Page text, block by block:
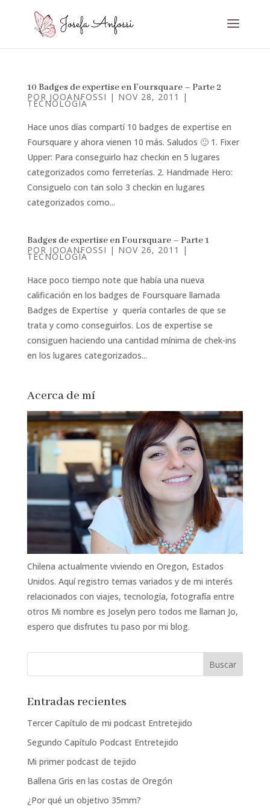
10 Badges de expertise en Foursquare – Parte 2
POR JOOANFOSSI | NOV 28, 2011 |
TECNOLOGÍA
Hace unos días compartí 10 badges de expertise en
Foursquare y ahora vienen 10 más. Saludos 🙂 1. Fixer
Upper: Para conseguirlo haz checkin en 5 lugares
categorizados como ferreterías. 2. Handmade Hero:
Consiguelo con tan solo 3 checkin en lugares
categorizados como...
Badges de expertise en Foursquare – Parte 1
POR JOOANFOSSI | NOV 26, 2011 |
TECNOLOGÍA
Hace poco tiempo note que había una nueva
calificación en los badges de Foursquare llamada
Badges de Expertise y quería contarles de que se
trata y como conseguirlos. Los de expertise se
consiguen haciendo una cantidad mínima de chek-ins
en los lugares categorizados...
Acerca de mí
Chilena actualmente viviendo en Oregon, Estados
Unidos. Aquí registro temas variados y de mi interés
relacionados con viajes, tecnología, fotografía entre
otros Mi nombre es Joselyn pero todos me llaman Jo,
espero que disfrutes tu paso por mi blog.
Entradas recientes
Tercer Capítulo de mi podcast Entretejido
Segundo Capítulo Podcast Entretejido
Mi primer podcast de tejido
Ballena Gris en las costas de Oregón
¿Por qué un objetivo 35mm?